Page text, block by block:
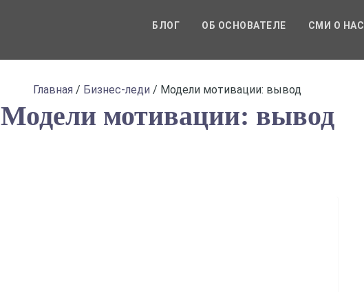
БЛОГ ОБ ОСНОВАТЕЛЕ СМИ О НАС
Главная / Бизнес-леди / Модели мотивации: вывод
Модели мотивации: вывод